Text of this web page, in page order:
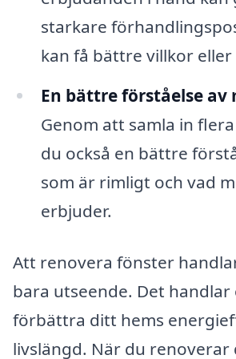
starkare
kan få bättre villkor eller
En bättre förståelse av
Genom att samla in
du också en bättre
som är rimligt och vad
erbjuder.
Att renovera fönster
bara utseende. Det handlar
förbättra ditt hems
livslängd. När du